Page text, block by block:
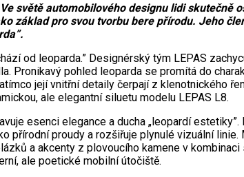
světě automobilového designu lidi
základ pro svou tvorbu bere přírodu. Jeho
od leoparda.” Designérský tým LEPAS
Pronikavý pohled leoparda se promítá do
její vnitřní detaily čerpají z klenotnického
ale elegantní siluetu modelu LEPAS L8.
esenci elegance a ducha „leopardí
přírodní proudy a rozšiřuje plynulé vizuální
a akcenty z plovoucího kamene v
ale poetické mobilní útočiště.